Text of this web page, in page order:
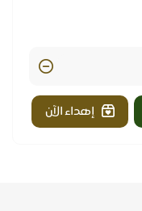
إهداء الآن